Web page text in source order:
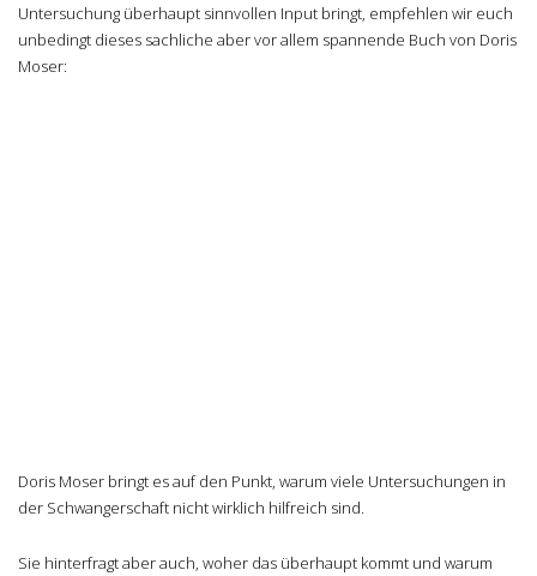
Untersuchung überhaupt sinnvollen Input bringt, empfehlen wir euch
unbedingt dieses sachliche aber vor allem spannende Buch von Doris
Moser:
Doris Moser bringt es auf den Punkt, warum viele Untersuchungen in
der Schwangerschaft nicht wirklich hilfreich sind.
Sie hinterfragt aber auch, woher das überhaupt kommt und warum